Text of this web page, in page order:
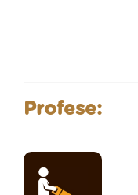
Profese: